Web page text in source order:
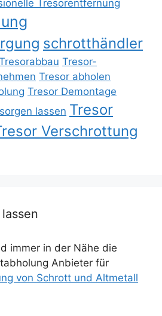
Tresorentfernung
schrotthändler
Tresor-
Tresor abholen
Tresor Demontage
lassen Tresor
Verschrottung
immer in der Nähe die
Anbieter für
von Schrott und Altmetall